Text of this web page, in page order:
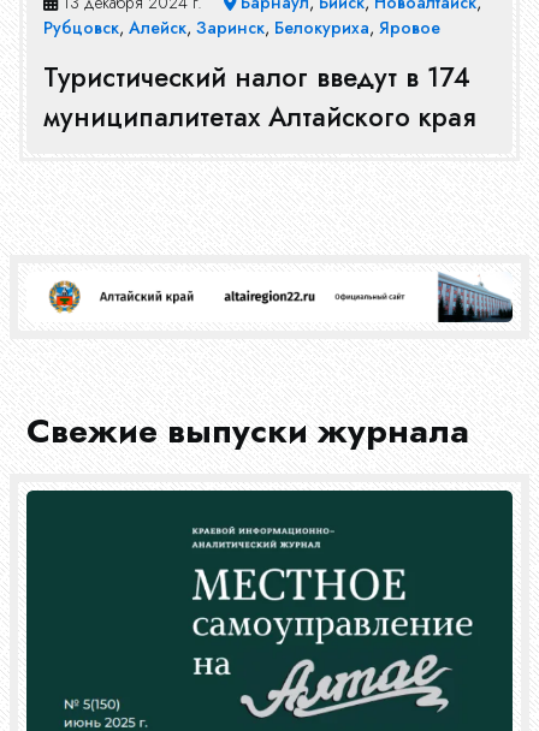
Рубцовск,Алейск,Заринск, Белокуриха,Яровое
Туристический налог введут в 174
муниципалитетах Алтайского края
Свежие выпуски журнала